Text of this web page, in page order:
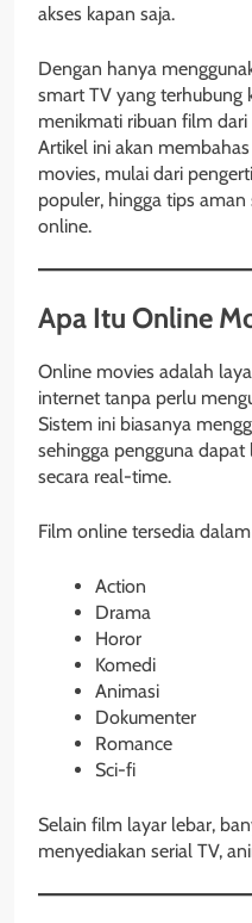
akses kapan saja.
Dengan hanya
smart TV yang terhubung
menikmati ribuan film dari
Artikel ini akan
movies, mulai dari
populer, hingga tips
online.
Apa Itu Online
Online movies adalah
internet tanpa perlu
Sistem ini biasanya
sehingga pengguna
secara real-time.
Film online tersedia
Action
Drama
Horor
Komedi
Animasi
Dokumenter
Romance
Sci-fi
Selain film layar lebar,
menyediakan serial TV,